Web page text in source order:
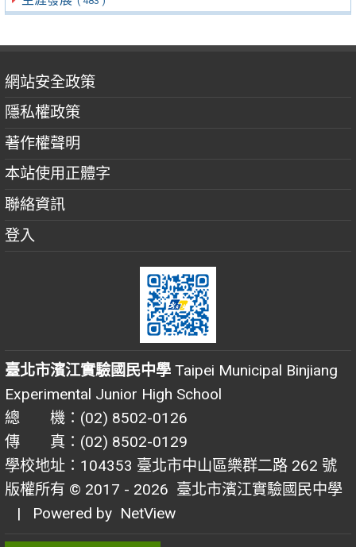
網站安全政策
隱私權政策
著作權聲明
本站使用正體字
聯絡資訊
登入
臺北市濱江實驗國民中學 Taipei Municipal Binjiang
Experimental Junior High School
總 機：(02) 8502-0126
傳 真：(02) 8502-0129
學校地址：104353 臺北市中山區樂群二路 262 號
版權所有 © 2017 - 2026 臺北市濱江實驗國民中學
| Powered by NetView